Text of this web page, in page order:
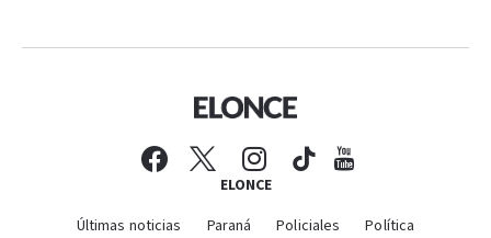
ELONCE
Últimas noticias Paraná Policiales
Política